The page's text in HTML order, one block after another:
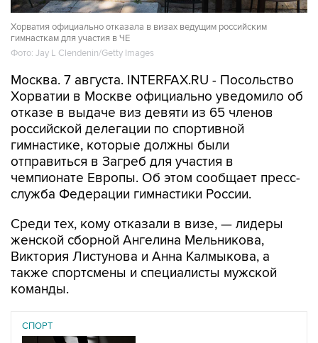
Хорватия официально отказала в визах ведущим российским
гимнасткам для участия в ЧЕ
Фото: Jay L Clendenin/Getty Images
Москва. 7 августа. INTERFAX.RU - Посольство
Хорватии в Москве официально уведомило об
отказе в выдаче виз девяти из 65 членов
российской делегации по спортивной
гимнастике, которые должны были
отправиться в Загреб для участия в
чемпионате Европы. Об этом сообщает пресс-
служба Федерации гимнастики России.
Среди тех, кому отказали в визе, — лидеры
женской сборной Ангелина Мельникова,
Виктория Листунова и Анна Калмыкова, а
также спортсмены и специалисты мужской
команды.
СПОРТ